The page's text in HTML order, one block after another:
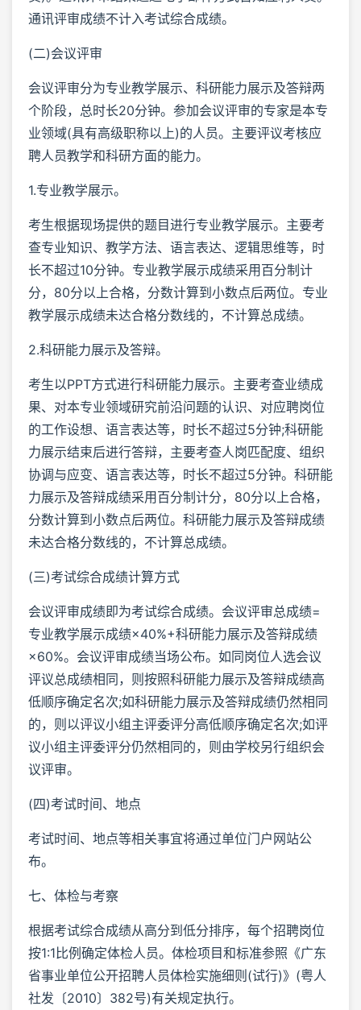
通讯评审成绩不计入考试综合成绩。
(二)会议评审
会议评审分为专业教学展示、科研能力展示及答辩两
个阶段，总时长20分钟。参加会议评审的专家是本专
业领域(具有高级职称以上)的人员。主要评议考核应
聘人员教学和科研方面的能力。
1.专业教学展示。
考生根据现场提供的题目进行专业教学展示。主要考
查专业知识、教学方法、语言表达、逻辑思维等，时
长不超过10分钟。专业教学展示成绩采用百分制计
分，80分以上合格，分数计算到小数点后两位。专业
教学展示成绩未达合格分数线的，不计算总成绩。
2.科研能力展示及答辩。
考生以PPT方式进行科研能力展示。主要考查业绩成
果、对本专业领域研究前沿问题的认识、对应聘岗位
的工作设想、语言表达等，时长不超过5分钟;科研能
力展示结束后进行答辩，主要考查人岗匹配度、组织
协调与应变、语言表达等，时长不超过5分钟。科研能
力展示及答辩成绩采用百分制计分，80分以上合格，
分数计算到小数点后两位。科研能力展示及答辩成绩
未达合格分数线的，不计算总成绩。
(三)考试综合成绩计算方式
会议评审成绩即为考试综合成绩。会议评审总成绩=
专业教学展示成绩×40%+科研能力展示及答辩成绩
×60%。会议评审成绩当场公布。如同岗位人选会议
评议总成绩相同，则按照科研能力展示及答辩成绩高
低顺序确定名次;如科研能力展示及答辩成绩仍然相同
的，则以评议小组主评委评分高低顺序确定名次;如评
议小组主评委评分仍然相同的，则由学校另行组织会
议评审。
(四)考试时间、地点
考试时间、地点等相关事宜将通过单位门户网站公
布。
七、体检与考察
根据考试综合成绩从高分到低分排序，每个招聘岗位
按1:1比例确定体检人员。体检项目和标准参照《广东
省事业单位公开招聘人员体检实施细则(试行)》(粤人
社发〔2010〕382号)有关规定执行。